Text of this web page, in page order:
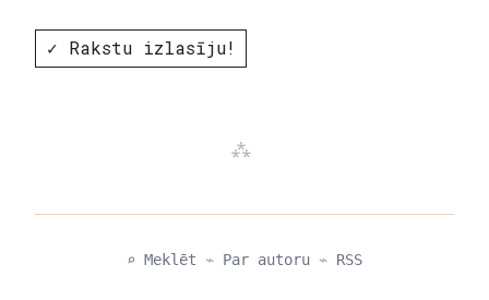
✓ Rakstu izlasīju!
⌕ Meklēt ⌁ Par autoru ⌁ RSS